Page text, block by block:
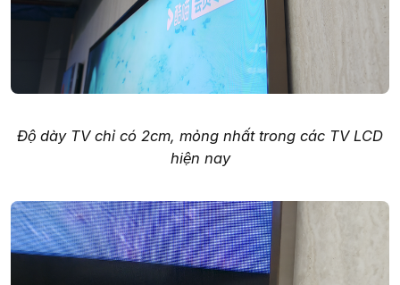
Độ dày TV chỉ có 2cm, mỏng nhất trong các TV LCD
hiện nay